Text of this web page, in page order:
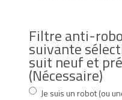
Filtre anti-
suivante
suit neuf et
(Nécessaire)
Je suis un robot (ou